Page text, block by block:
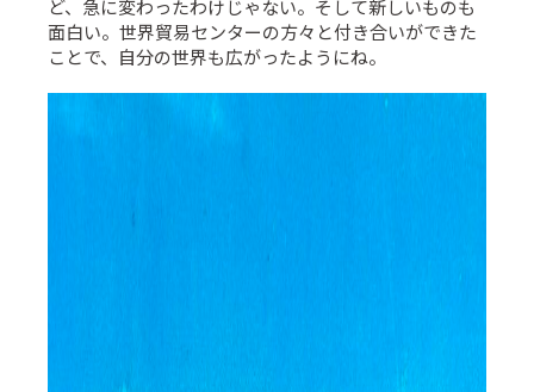
ど、急に変わったわけじゃない。そして新しいものも
面白い。世界貿易センターの方々と付き合いができた
ことで、自分の世界も広がったようにね。